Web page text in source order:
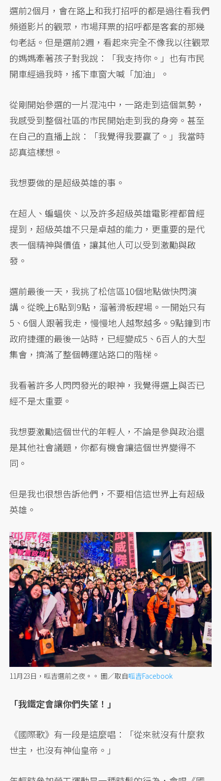
選前2個月，會在路上和我打招呼的都是過往看我們
頻道影片的觀眾，市場拜票的招呼都是客套的那幾
句老話。但是選前2週，看起來完全不像我以往觀眾
的媽媽牽著孩子對我說：「我支持你。」也有市民
開車經過我時，搖下車窗大喊「加油」。
從剛開始參選的一片混沌中，一路走到這個氣勢，
我感受到整個社區的市民開始走到我的身旁。甚至
在自己的直播上說：「我覺得我要贏了。」我當時
認真這樣想。
我想要做的是超級英雄的事。
在超人、蝙蝠俠、以及許多超級英雄電影裡都曾經
提到，超級英雄不只是卓越的能力，更重要的是代
表一個精神與價值，讓其他人可以受到激勵與啟
發。
選前最後一天，我挑了松信區10個地點做快閃演
講。從晚上6點到9點，溜著滑板趕場。一開始只有
5、6個人跟著我走，慢慢地人越聚越多。9點鐘到市
政府捷運的最後一站時，已經變成5、6百人的大型
集會，擠滿了整個轉運站路口的階梯。
我看著許多人閃閃發光的眼神，我覺得選上與否已
經不是太重要。
我想要激勵這個世代的年輕人，不論是參與政治還
是其他社會議題，你都有機會讓這個世界變得不
同。
但是我也很想告訴他們，不要相信這世界上有超級
英雄。
11月23日，呱吉選前之夜。。 圖／取自呱吉Facebook
「我鐵定會讓你們失望！」
《國際歌》有一段是這麼唱：「從來就沒有什麼救
世主，也沒有神仙皇帝。」